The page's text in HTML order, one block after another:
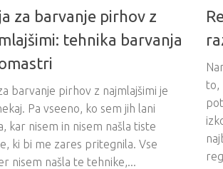
za barvanje pirhov z
tehnika barvanja
barvanje pirhov z najmlajšimi je
Pa vseeno, ko sem jih lani
kar nisem in nisem našla tiste
ki bi me zares pritegnila. Vse
nisem našla te tehnike,...
to,